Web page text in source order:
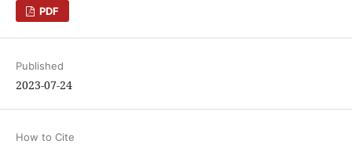
PDF
Published
2023-07-24
How to Cite